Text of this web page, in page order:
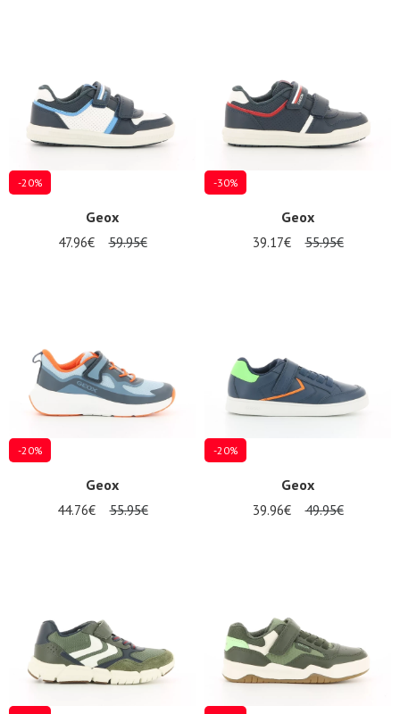
-20%
Geox
47.96€ 59.95€
-30%
Geox
39.17€ 55.95€
-20%
Geox
44.76€ 55.95€
-20%
Geox
39.96€ 49.95€